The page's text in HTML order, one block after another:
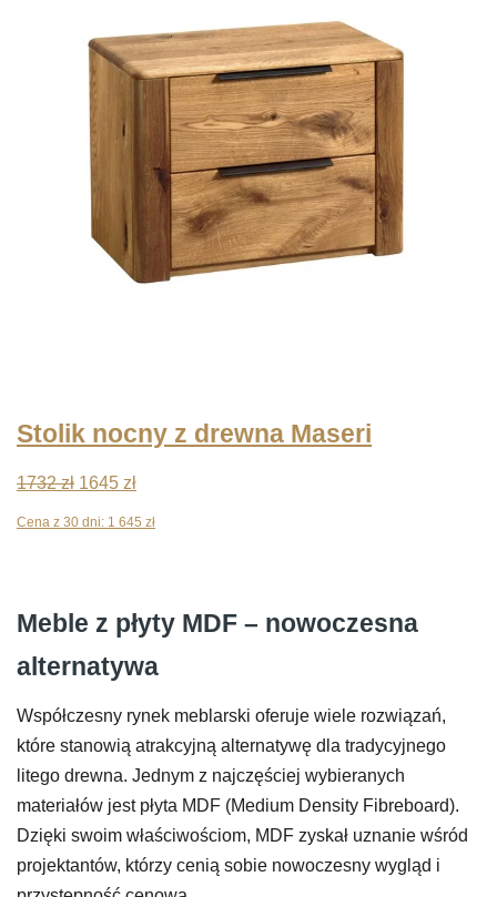
Stolik nocny z drewna Maseri
1732zł Pierwotna
cena
1645 złAktualna
cena
Cena z 30 dni: 1 645 zł
Meble z płyty MDF – nowoczesna
alternatywa
Współczesny rynek meblarski oferuje wiele rozwiązań,
które stanowią atrakcyjną alternatywę dla tradycyjnego
litego drewna. Jednym z najczęściej wybieranych
materiałów jest płyta MDF (Medium Density Fibreboard).
Dzięki swoim właściwościom, MDF zyskał uznanie wśród
projektantów, którzy cenią sobie nowoczesny wygląd i